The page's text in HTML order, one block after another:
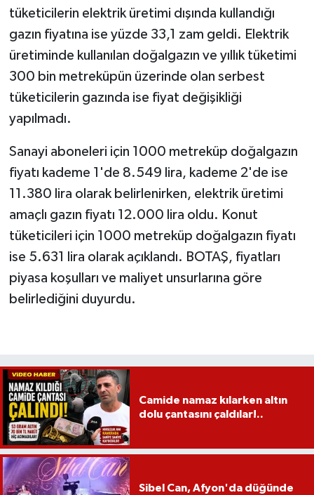
tüketicilerin elektrik üretimi dışında kullandığı
gazın fiyatına ise yüzde 33,1 zam geldi. Elektrik
üretiminde kullanılan doğalgazın ve yıllık tüketimi
300 bin metreküpün üzerinde olan serbest
tüketicilerin gazında ise fiyat değişikliği
yapılmadı.
Sanayi aboneleri için 1000 metreküp doğalgazın
fiyatı kademe 1'de 8.549 lira, kademe 2'de ise
11.380 lira olarak belirlenirken, elektrik üretimi
amaçlı gazın fiyatı 12.000 lira oldu. Konut
tüketicileri için 1000 metreküp doğalgazın fiyatı
ise 5.631 lira olarak açıklandı. BOTAŞ, fiyatları
piyasa koşulları ve maliyet unsurlarına göre
belirlediğini duyurdu.
Camide namaz kılarken altın
dolu çantasını çaldılar!..
Sibel Can, Afyon'da düğünde